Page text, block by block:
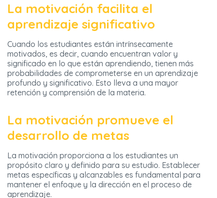
La motivación facilita el
aprendizaje significativo
Cuando los estudiantes están intrínsecamente
motivados, es decir, cuando encuentran valor y
significado en lo que están aprendiendo, tienen más
probabilidades de comprometerse en un aprendizaje
profundo y significativo. Esto lleva a una mayor
retención y comprensión de la materia.
La motivación promueve el
desarrollo de metas
La motivación proporciona a los estudiantes un
propósito claro y definido para su estudio. Establecer
metas específicas y alcanzables es fundamental para
mantener el enfoque y la dirección en el proceso de
aprendizaje.